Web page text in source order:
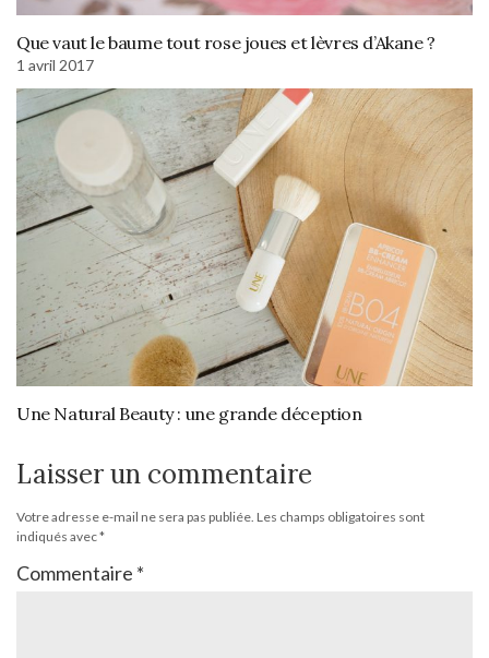
Que vaut le baume tout rose joues et lèvres d’Akane ?
1 avril 2017
Une Natural Beauty : une grande déception
Laisser un commentaire
Votre adresse e-mail ne sera pas publiée. Les champs obligatoires sont
indiqués avec*
Commentaire *